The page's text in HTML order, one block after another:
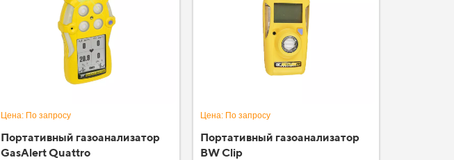
Цена: По запросу
Портативный газоанализатор
GasAlert Quattro
Цена: По запросу
Портативный газоанализатор
BW Clip